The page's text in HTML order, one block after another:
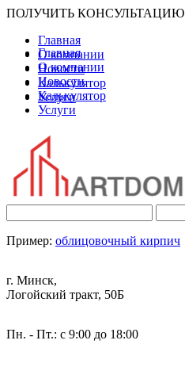
ПОЛУЧИТЬ КОНСУЛЬТАЦИЮ
Главная
О компании
Новости
Калькулятор
Услуги
Главная
О компании
Новости
Калькулятор
Услуги
Пример: облицовочный кирпич
г. Минск,
Логойский тракт, 50Б
Пн. - Пт.: с 9:00 до 18:00